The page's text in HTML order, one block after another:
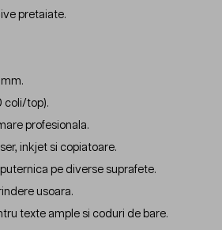
pretaiate.
coli/top).
profesionala.
inkjet si copiatoare.
pe diverse suprafete.
usoara.
texte ample si coduri de bare.